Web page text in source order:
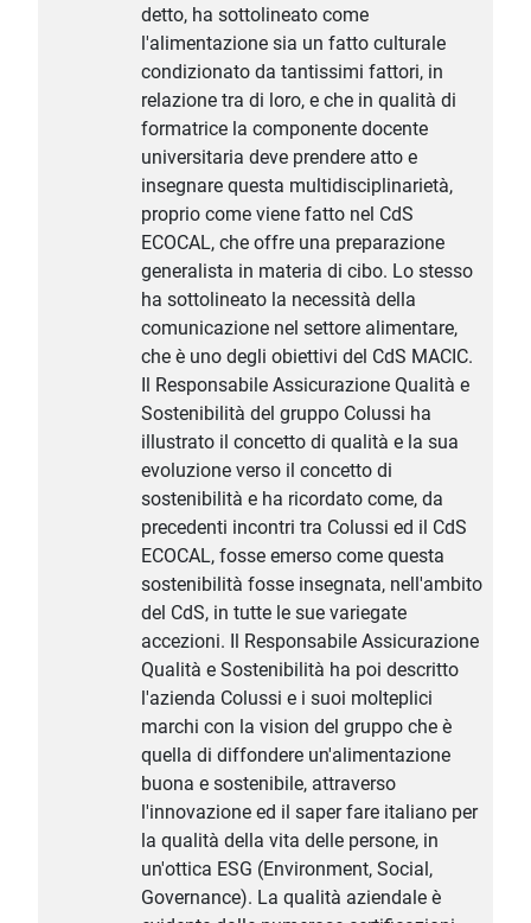
detto, ha sottolineato come
l'alimentazione sia un fatto culturale
condizionato da tantissimi fattori, in
relazione tra di loro, e che in qualità di
formatrice la componente docente
universitaria deve prendere atto e
insegnare questa multidisciplinarietà,
proprio come viene fatto nel CdS
ECOCAL, che offre una preparazione
generalista in materia di cibo. Lo stesso
ha sottolineato la necessità della
comunicazione nel settore alimentare,
che è uno degli obiettivi del CdS MACIC.
Il Responsabile Assicurazione Qualità e
Sostenibilità del gruppo Colussi ha
illustrato il concetto di qualità e la sua
evoluzione verso il concetto di
sostenibilità e ha ricordato come, da
precedenti incontri tra Colussi ed il CdS
ECOCAL, fosse emerso come questa
sostenibilità fosse insegnata, nell'ambito
del CdS, in tutte le sue variegate
accezioni. Il Responsabile Assicurazione
Qualità e Sostenibilità ha poi descritto
l'azienda Colussi e i suoi molteplici
marchi con la vision del gruppo che è
quella di diffondere un'alimentazione
buona e sostenibile, attraverso
l'innovazione ed il saper fare italiano per
la qualità della vita delle persone, in
un'ottica ESG (Environment, Social,
Governance). La qualità aziendale è